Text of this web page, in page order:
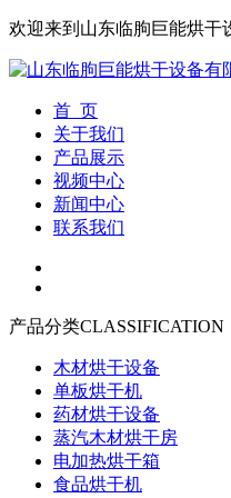
欢迎来到山东临朐巨能烘干
首 页
关于我们
产品展示
视频中心
新闻中心
联系我们
产品分类CLASSIFICATION
木材烘干设备
单板烘干机
药材烘干设备
蒸汽木材烘干房
电加热烘干箱
食品烘干机